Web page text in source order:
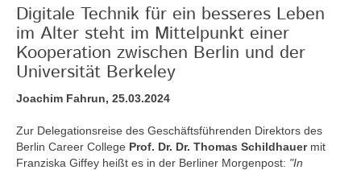
Digitale Technik für ein besseres Leben
im Alter steht im Mittelpunkt einer
Kooperation zwischen Berlin und der
Universität Berkeley
Joachim Fahrun, 25.03.2024
Zur Delegationsreise des Geschäftsführenden Direktors des
Berlin Career College Prof. Dr. Dr. Thomas Schildhauermit
Franziska Giffey heißt es in der Berliner Morgenpost: "In